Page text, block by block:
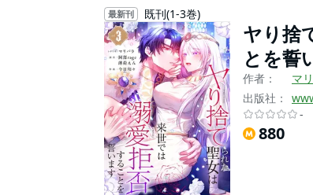
最新刊 既刊(1-3巻)
ヤり捨
とを誓
作者： マ
出版社：
-
880